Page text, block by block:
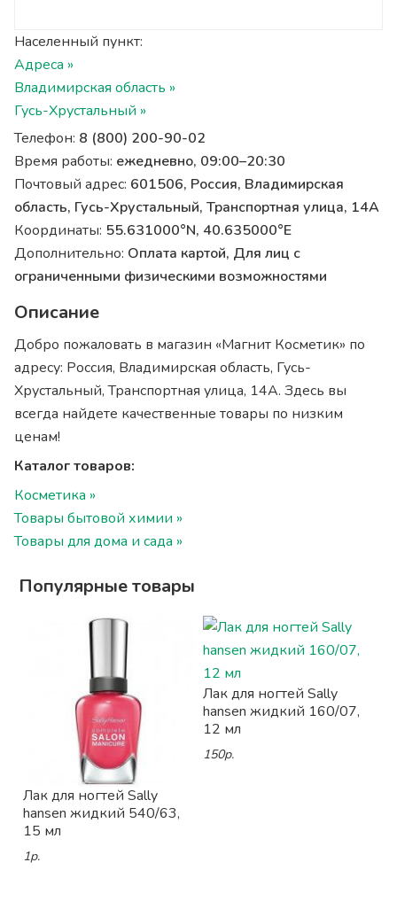
Населенный пункт:
Адреса »
Владимирская область »
Гусь-Хрустальный »
Телефон: 8 (800) 200-90-02
Время работы: ежедневно, 09:00–20:30
Почтовый адрес: 601506, Россия, Владимирская
область, Гусь-Хрустальный, Транспортная улица, 14А
Координаты: 55.631000°N, 40.635000°E
Дополнительно: Оплата картой, Для лиц с
ограниченными физическими возможностями
Описание
Добро пожаловать в магазин «Магнит Косметик» по
адресу: Россия, Владимирская область, Гусь-
Хрустальный, Транспортная улица, 14А. Здесь вы
всегда найдете качественные товары по низким
ценам!
Каталог товаров:
Косметика »
Товары бытовой химии »
Товары для дома и сада »
Популярные товары
Лак для ногтей Sally
hansen жидкий 540/63,
15 мл
1р.
Лак для ногтей Sally
hansen жидкий 160/07,
12 мл
150р.